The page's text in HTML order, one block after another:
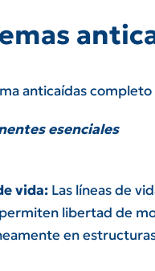
anticaídas
esenciales
vida: Las líneas de
libertad de
en